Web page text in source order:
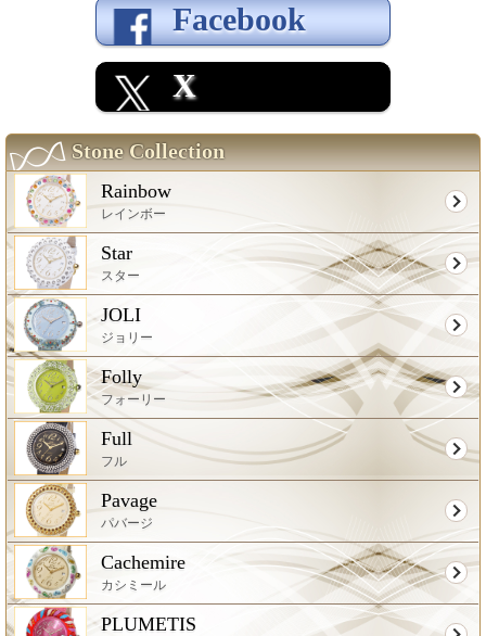
Facebook
X
Stone Collection
Rainbow
レインボー
Star
スター
JOLI
ジョリー
Folly
フォーリー
Full
フル
Pavage
パバージ
Cachemire
カシミール
PLUMETIS